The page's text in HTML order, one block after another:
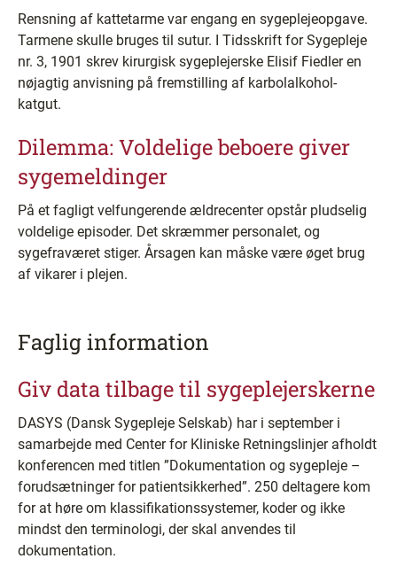
Rensning af kattetarme var engang en sygeplejeopgave.
Tarmene skulle bruges til sutur. I Tidsskrift for Sygepleje
nr. 3, 1901 skrev kirurgisk sygeplejerske Elisif Fiedler en
nøjagtig anvisning på fremstilling af karbolalkohol-
katgut.
Dilemma: Voldelige beboere giver
sygemeldinger
På et fagligt velfungerende ældrecenter opstår pludselig
voldelige episoder. Det skræmmer personalet, og
sygefraværet stiger. Årsagen kan måske være øget brug
af vikarer i plejen.
Faglig information
Giv data tilbage til sygeplejerskerne
DASYS (Dansk Sygepleje Selskab) har i september i
samarbejde med Center for Kliniske Retningslinjer afholdt
konferencen med titlen ”Dokumentation og sygepleje –
forudsætninger for patientsikkerhed”. 250 deltagere kom
for at høre om klassifikationssystemer, koder og ikke
mindst den terminologi, der skal anvendes til
dokumentation.